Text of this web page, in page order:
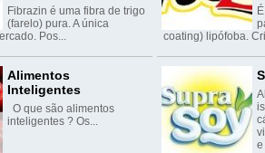
Fibrazin é uma fibra de trigo
(farelo) pura. A única
Pos...
coating) lipófoba.
Alimentos
Inteligentes
O que são alimentos
inteligentes ? Os...
e